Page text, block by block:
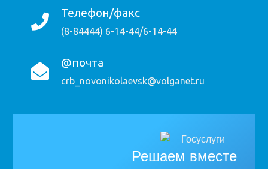
Телефон/факс
(8-84444) 6-14-44/6-14-44
@почта
crb_novonikolaevsk@volganet.ru
Решаем вместе